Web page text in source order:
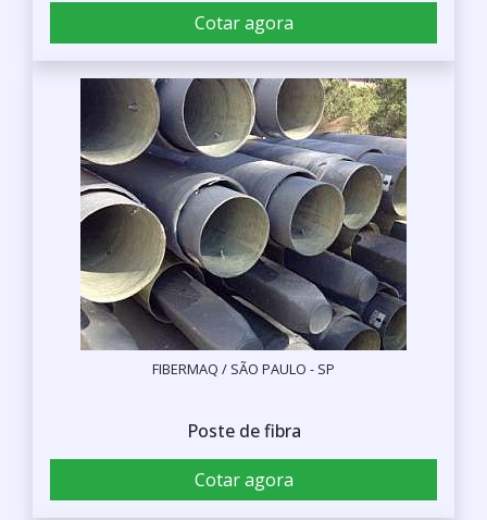
Cotar agora
FIBERMAQ / SÃO PAULO - SP
Poste de fibra
Cotar agora